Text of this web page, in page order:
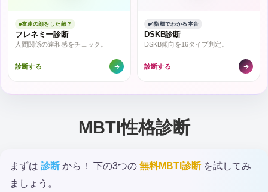
友達の顔をした敵？
フレネミー診断
人間関係の違和感をチェック。
診断する
4指標でわかる本音
DSKB診断
DSKB傾向を16タイプ判定。
診断する
MBTI性格診断
まずは 診断 から！ 下の3つの 無料MBTI診断を試してみ
ましょう。